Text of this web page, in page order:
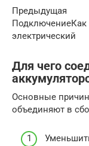
Предыдущая
электрический
Для чего
Основные
объединяют в